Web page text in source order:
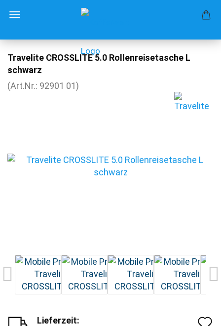
Travelite CROSSLITE 5.0 Rollenreisetasche L
schwarz
(Art.Nr.: 92901 01)
Lieferzeit: